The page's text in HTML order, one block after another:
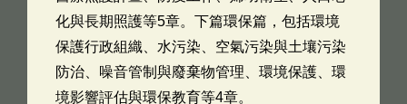
化與長期照護等5章。下篇環保篇，包括環境
保護行政組織、水污染、空氣污染與土壤污染
防治、噪音管制與廢棄物管理、環境保護、環
境影響評估與環保教育等4章。